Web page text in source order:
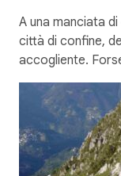
A una manciata
città di confine,
accogliente.